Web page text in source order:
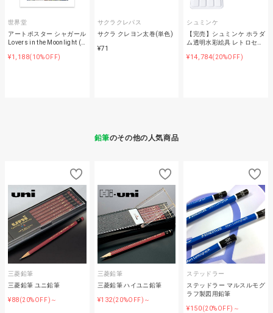
世界堂
アートポスター シャガール
Lovers in the Moonlight (…
¥1,188(10%OFF)
サクラクレパス
サクラ クレヨン太巻(単色)
¥71
シュミンケ
【完売】シュミンケ ホラダ
ム透明水彩絵具 レトロセ…
¥14,784(20%OFF)
鉛筆のその他の人気商品
三菱鉛筆
三菱鉛筆 ユニ鉛筆
¥88(20%OFF)～
三菱鉛筆
三菱鉛筆 ハイユニ鉛筆
¥132(20%OFF)～
ステッドラー
ステッドラー マルスルモグ
ラフ製図用鉛筆
¥150(20%OFF)～